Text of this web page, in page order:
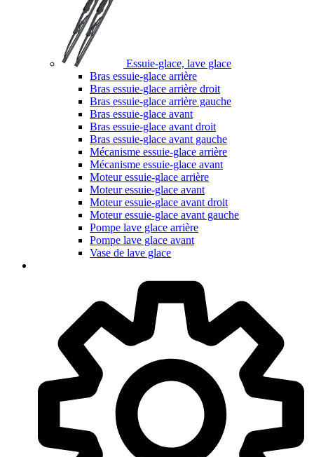
Essuie-glace, lave glace
Bras essuie-glace arrière
Bras essuie-glace arrière droit
Bras essuie-glace arrière gauche
Bras essuie-glace avant
Bras essuie-glace avant droit
Bras essuie-glace avant gauche
Mécanisme essuie-glace arrière
Mécanisme essuie-glace avant
Moteur essuie-glace arrière
Moteur essuie-glace avant
Moteur essuie-glace avant droit
Moteur essuie-glace avant gauche
Pompe lave glace arrière
Pompe lave glace avant
Vase de lave glace